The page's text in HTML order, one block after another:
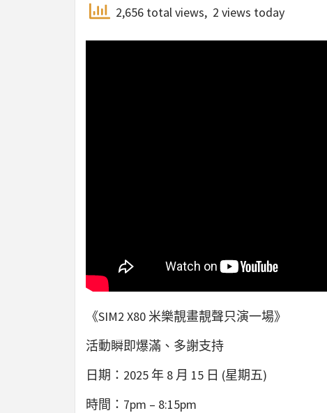
2,656 total views, 2 views today
《SIM2 X80 米樂靚畫靚聲只演一場》
活動瞬即爆滿、多謝支持
日期：2025 年 8 月 15 日 (星期五)
時間：7pm – 8:15pm